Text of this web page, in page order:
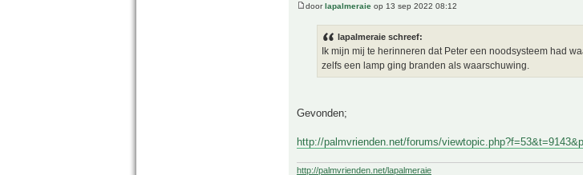
doorlapalmeraie op 13 sep 2022 08:12
lapalmeraie schreef:
Ik mijn mij te herinneren dat Peter een noodsysteem had
zelfs een lamp ging branden als waarschuwing.
Gevonden;
http://palmvrienden.net/forums/
http://palmvrienden.net/lapalmeraie